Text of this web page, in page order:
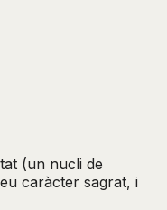
(un nucli de
caràcter sagrat, i